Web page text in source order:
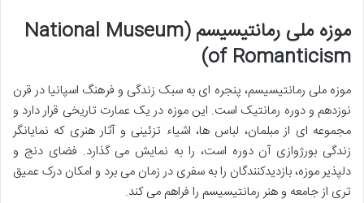
موزه ملی رمانتیسیسم (National Museum
of Romanticism)
موزه ملی رمانتیسیسم، پنجره ای به سبک زندگی و فرهنگ اسپانیا در قرن
نوزدهم و دوره رمانتیک است. این موزه در یک عمارت تاریخی قرار دارد و
مجموعه ای از مبلمان، لباس ها، اشیاء تزئینی و آثار هنری که نمایانگر
زندگی بورژوازی آن دوره است، را به نمایش می گذارد. فضای دنج و
دلپذیر موزه، بازدیدکنندگان را به سفری در زمان می برد و امکان درک عمیق
تری از جامعه و هنر رمانتیسیسم را فراهم می کند.